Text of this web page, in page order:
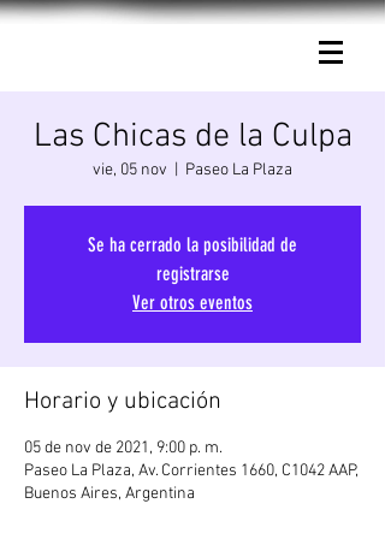
Las Chicas de la Culpa
vie, 05 nov Paseo La Plaza
Se ha cerrado la posibilidad de
registrarse
Ver otros eventos
Horario y ubicación
05 de nov de 2021, 9:00 p. m.
Paseo La Plaza, Av. Corrientes 1660, C1042 AAP,
Buenos Aires, Argentina